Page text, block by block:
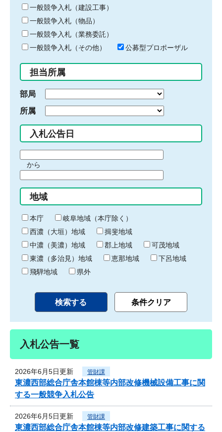
キ
ー
ワ
ー
ド
入
力
一般競争入札（建設工事）
一般競争入札（物品）
一般競争入札（業務委託）
一般競争入札（その他）
公募型プロポーザル
担当所属
部局
所属
入札公告日
間
始
り
から
間
終
わ
り
地域
本庁
岐阜地域（本庁除く）
西濃（大垣）地域
揖斐地域
中濃（美濃）地域
郡上地域
可茂地域
東濃（多治見）地域
恵那地域
下呂地域
飛騨地域
県外
入札公告一覧
2026年6月5日更新 管財課
東濃西部総合庁舎本館棟等内部改修機械設備工事に関
する一般競争入札公告
2026年6月5日更新 管財課
東濃西部総合庁舎本館棟等内部改修建築工事に関する